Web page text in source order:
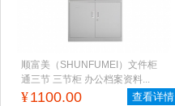
顺富美（SHUNFUMEI）文件柜
通三节 三节柜 办公档案资料...
¥1100.00 查看详情